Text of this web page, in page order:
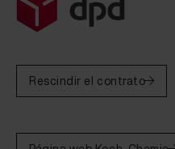
Rescindir el contrato